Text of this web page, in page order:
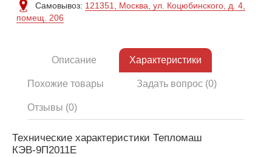
Самовывоз: 121351, Москва, ул. Коцюбинского, д. 4,
помещ. 206
Описание Характеристики
Похожие товары Задать вопрос (0)
Отзывы (0)
Технические характеристики Тепломаш
КЭВ-9П2011Е